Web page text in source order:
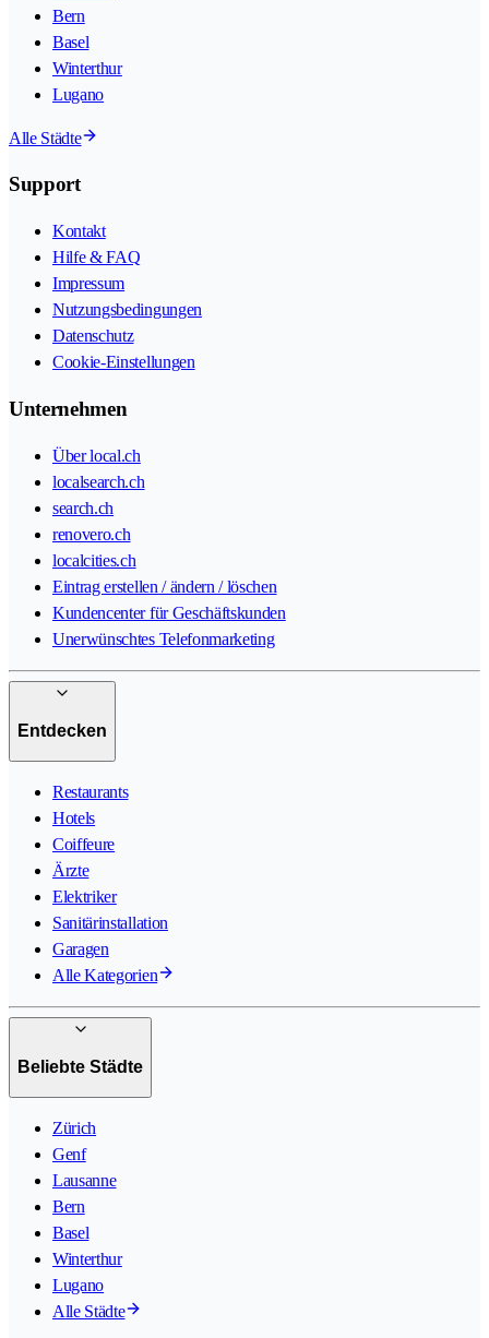
Bern
Basel
Winterthur
Lugano
Alle Städte
Support
Kontakt
Hilfe & FAQ
Impressum
Nutzungsbedingungen
Datenschutz
Cookie-Einstellungen
Unternehmen
Über local.ch
localsearch.ch
search.ch
renovero.ch
localcities.ch
Eintrag erstellen / ändern / löschen
Kundencenter für Geschäftskunden
Unerwünschtes Telefonmarketing
Entdecken
Restaurants
Hotels
Coiffeure
Ärzte
Elektriker
Sanitärinstallation
Garagen
Alle Kategorien
Beliebte Städte
Zürich
Genf
Lausanne
Bern
Basel
Winterthur
Lugano
Alle Städte